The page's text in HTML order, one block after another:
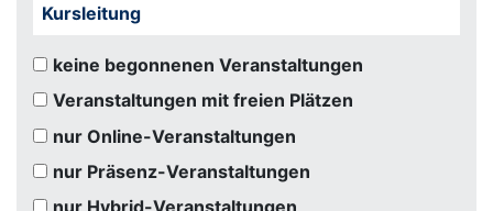
Kursleitung
keine begonnenen Veranstaltungen
Veranstaltungen mit freien Plätzen
nur Online-Veranstaltungen
nur Präsenz-Veranstaltungen
nur Hybrid-Veranstaltungen